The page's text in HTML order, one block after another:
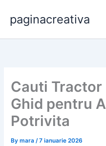
content
paginacreativa
Cauti
Ghid pentru
Potrivita
Bymara/7 ianuarie 2026